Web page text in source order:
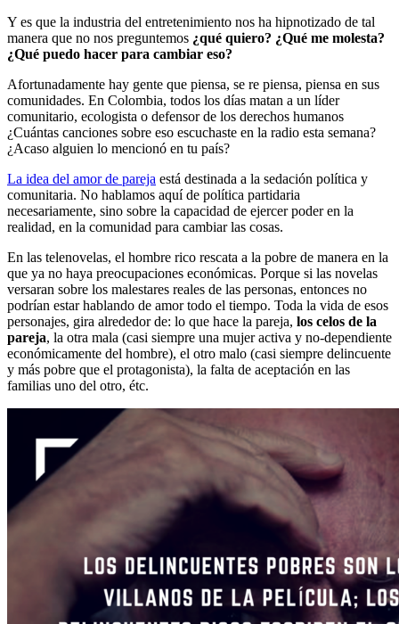
Y es que la industria del entretenimiento nos ha hipnotizado de tal
manera que no nos preguntemos ¿qué quiero? ¿Qué me molesta?
¿Qué puedo hacer para cambiar eso?
Afortunadamente hay gente que piensa, se re piensa, piensa en sus
comunidades. En Colombia, todos los días matan a un líder
comunitario, ecologista o defensor de los derechos humanos
¿Cuántas canciones sobre eso escuchaste en la radio esta semana?
¿Acaso alguien lo mencionó en tu país?
La idea del amor de pareja está destinada a la sedación política y
comunitaria. No hablamos aquí de política partidaria
necesariamente, sino sobre la capacidad de ejercer poder en la
realidad, en la comunidad para cambiar las cosas.
En las telenovelas, el hombre rico rescata a la pobre de manera en la
que ya no haya preocupaciones económicas. Porque si las novelas
versaran sobre los malestares reales de las personas, entonces no
podrían estar hablando de amor todo el tiempo. Toda la vida de esos
personajes, gira alrededor de: lo que hace la pareja, los celos de la
pareja, la otra mala (casi siempre una mujer activa y no-dependiente
económicamente del hombre), el otro malo (casi siempre delincuente
y más pobre que el protagonista), la falta de aceptación en las
familias uno del otro, étc.